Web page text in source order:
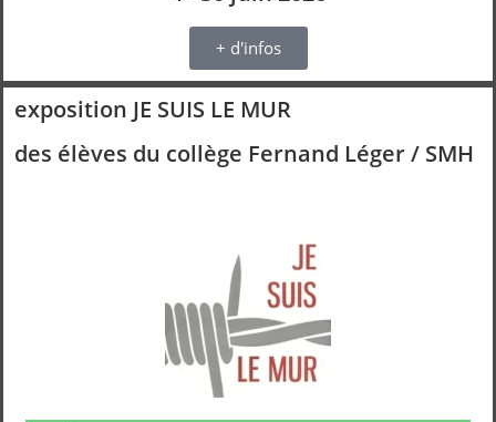
+ d'infos
exposition JE SUIS LE MUR
des élèves du collège Fernand Léger / SMH